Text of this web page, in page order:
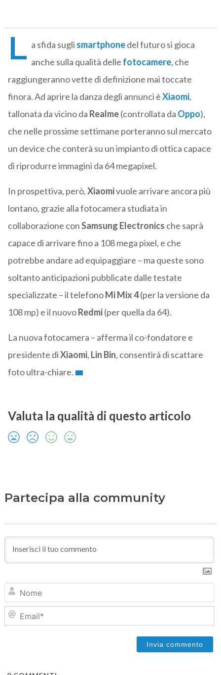
L a sfida sugli smartphonedel futuro si gioca
anche sulla qualità delle fotocamere, che
raggiungeranno vette di definizione mai toccate
finora. Ad aprire la danza degli annunci èXiaomi,
tallonata da vicino da Realme(controllata da Oppo),
che nelle prossime settimane porteranno sul mercato
un device che conterà su un impianto di ottica capace
di riprodurre immagini da 64 megapixel.
In prospettiva, però,Xiaomivuole arrivare ancora più
lontano, grazie alla fotocamera studiata in
collaborazione conSamsung Electronics che saprà
capace di arrivare fino a 108 mega pixel, e che
potrebbe andare ad equipaggiare – ma queste sono
soltanto anticipazioni pubblicate dalle testate
specializzate – il telefonoMi Mix 4(per la versione da
108 mp) e il nuovoRedmi(per quella da 64).
La nuova fotocamera – afferma il co-fondatore e
presidente diXiaomi, Lin Bin, consentirà di scattare
foto ultra-chiare.
Valuta la qualità di questo articolo
Partecipa alla community